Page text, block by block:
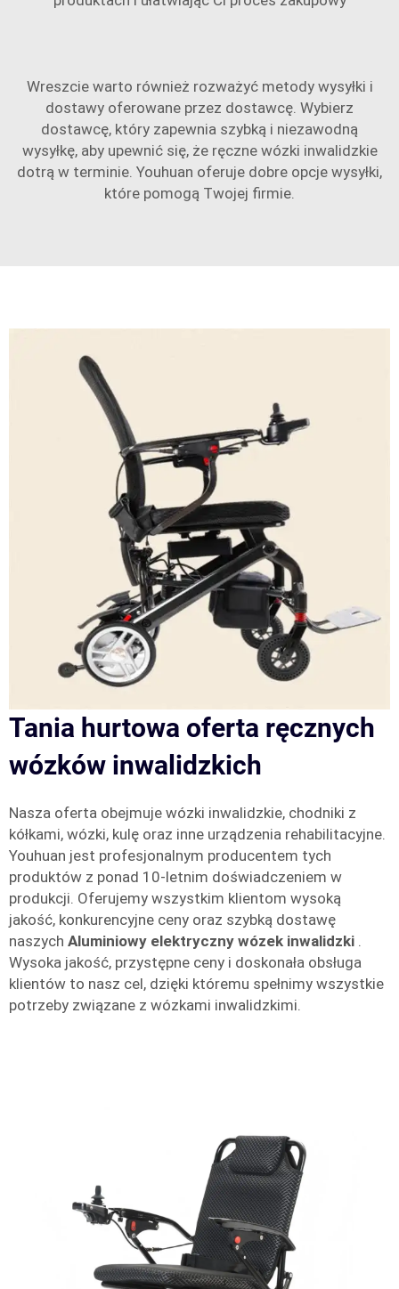
Wreszcie warto również rozważyć metody wysyłki i
dostawy oferowane przez dostawcę. Wybierz
dostawcę, który zapewnia szybką i niezawodną
wysyłkę, aby upewnić się, że ręczne wózki inwalidzkie
dotrą w terminie. Youhuan oferuje dobre opcje wysyłki,
które pomogą Twojej firmie.
Tania hurtowa oferta ręcznych
wózków inwalidzkich
Nasza oferta obejmuje wózki inwalidzkie, chodniki z
kółkami, wózki, kulę oraz inne urządzenia rehabilitacyjne.
Youhuan jest profesjonalnym producentem tych
produktów z ponad 10-letnim doświadczeniem w
produkcji. Oferujemy wszystkim klientom wysoką
jakość, konkurencyjne ceny oraz szybką dostawę
naszych Aluminiowy elektryczny wózek inwalidzki .
Wysoka jakość, przystępne ceny i doskonała obsługa
klientów to nasz cel, dzięki któremu spełnimy wszystkie
potrzeby związane z wózkami inwalidzkimi.